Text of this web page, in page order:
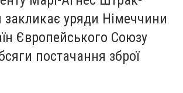
уряди Німеччини
Європейського Союзу
постачання зброї